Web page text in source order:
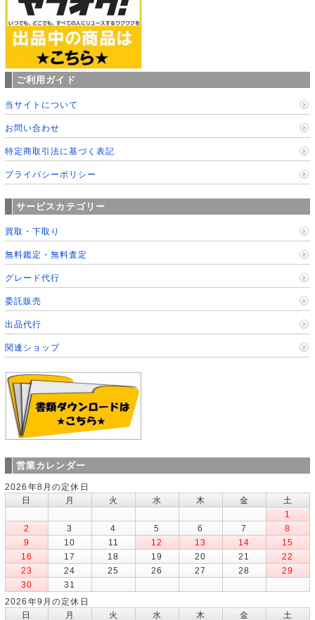
ご利用ガイド
当サイトについて
お問い合わせ
特定商取引法に基づく表記
プライバシーポリシー
サービスカテゴリー
買取・下取り
無料鑑定・無料査定
グレード代行
委託販売
出品代行
関連ショップ
営業カレンダー
2026年8月の定休日
日
月 火 水 木 金
土
1
2
3 4 5 6 7
8
9
10 11 12 13 14
15
16
17 18 19 20 21
22
23
24 25 26 27 28
29
30
31
2026年9月の定休日
日
月 火 水 木 金
土